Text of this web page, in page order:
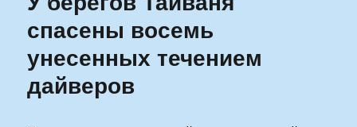
спасены восемь
унесенных течением
дайверов